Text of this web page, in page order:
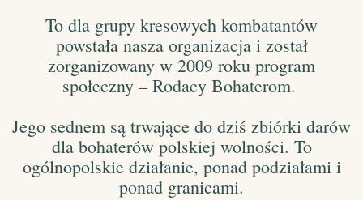
To dla grupy kresowych kombatantów
powstała nasza organizacja i został
zorganizowany w 2009 roku program
społeczny – Rodacy Bohaterom.
Jego sednem są trwające do dziś zbiórki darów
dla bohaterów polskiej wolności. To
ogólnopolskie działanie, ponad podziałami i
ponad granicami.